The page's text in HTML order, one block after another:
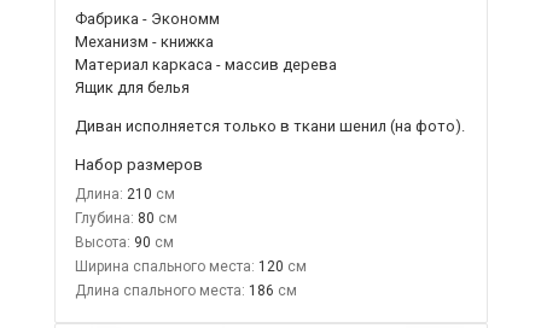
Фабрика - Экономм
Механизм - книжка
Материал каркаса - массив дерева
Ящик для белья
Диван исполняется только в ткани шенил (на фото).
Набор размеров
Длина: 210
Глубина: 80
Высота: 90
Ширина спального места: 120
Длина спального места: 186